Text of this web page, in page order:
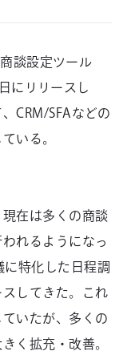
談設定ツール
にリリースし
CRM/SFAなどの
いる。
在は多くの商談
れるようになっ
特化した日程調
してきた。これ
いたが、多くの
く拡充・改善。